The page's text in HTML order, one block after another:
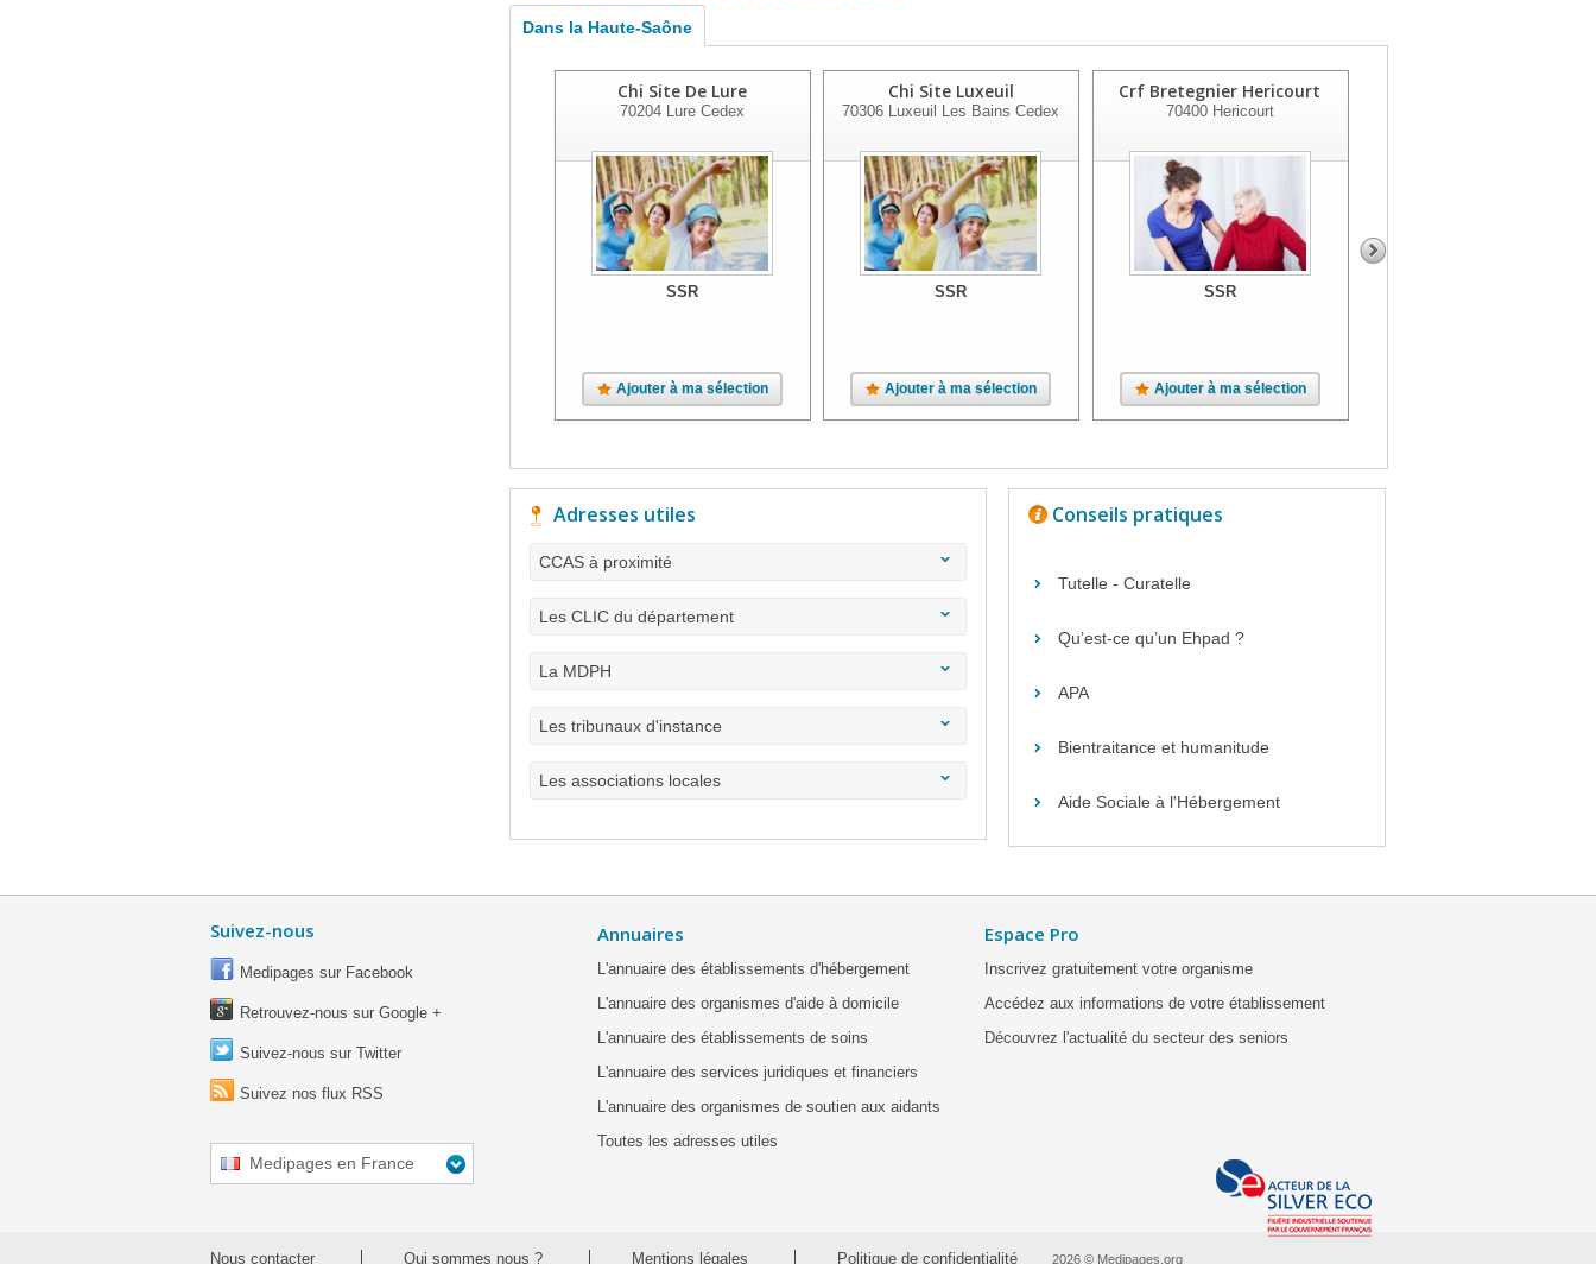
Dans la Haute-Saône
Chi Site De Lure
70204 Lure Cedex
SSR
Ajouter à ma sélection
Chi Site Luxeuil
70306 Luxeuil Les Bains Cedex
SSR
Ajouter à ma sélection
Crf Bretegnier Hericourt
70400Hericourt
SSR
Ajouter à ma sélection
Adresses utiles
CCAS à proximité
Les CLIC du département
La MDPH
Les tribunaux d'instance
Les associations locales
Conseils pratiques
Tutelle - Curatelle
Qu’est-ce qu’un Ehpad ?
APA
Bientraitance et humanitude
Aide Sociale à l'Hébergement
Suivez-nous
Medipages sur Facebook
Retrouvez-nous sur Google +
Suivez-nous sur Twitter
Suivez nos flux RSS
Medipages en France
Annuaires
L'annuaire des établissements d'hébergement
L'annuaire des organismes d'aide à domicile
L'annuaire des établissements de soins
L'annuaire des services juridiques et financiers
L'annuaire des organismes de soutien aux aidants
Toutes les adresses utiles
Espace Pro
Inscrivez gratuitement votre organisme
Accédez aux informations de votre établissement
Découvrez l'actualité du secteur des seniors
Nous contacter Qui sommes nous ? Mentions légales Politique de confidentialité 2026 © Medipages.org